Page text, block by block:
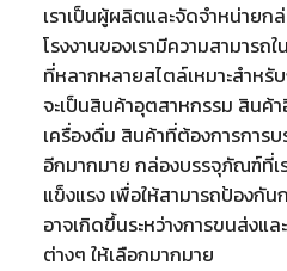
เราเป็นผู้ผลิตและจัดจำหน่าย
โรงงานของเรามีความสามาร
ที่หลากหลายสไตล์เหมาะสำหรั
จะเป็นสินค้าอุตสาหกรรม สินค้
เครื่องดื่ม สินค้าที่ต้องการการ
อีกมากมาย กล่องบรรจุภัณฑ์ที่
แข็งแรง เพื่อให้สามารถป้องกัน
อาจเกิดขึ้นระหว่างการขนส่งแ
ต่างๆ ให้เลือกมากมาย